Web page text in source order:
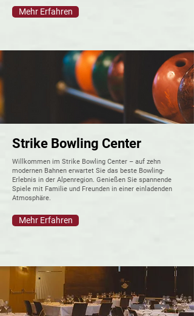
Mehr Erfahren
Strike Bowling Center
Willkommen im Strike Bowling Center – auf zehn
modernen Bahnen erwartet Sie das beste Bowling-
Erlebnis in der Alpenregion. Genießen Sie spannende
Spiele mit Familie und Freunden in einer einladenden
Atmosphäre.
Mehr Erfahren